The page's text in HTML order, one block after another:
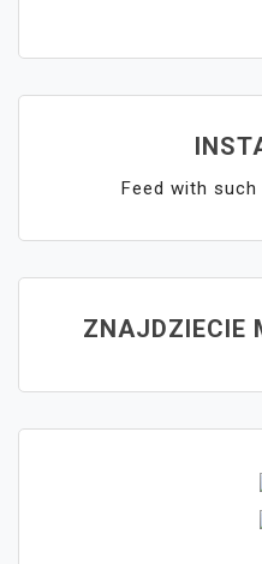
Feed with
ZNAJDZIECIE